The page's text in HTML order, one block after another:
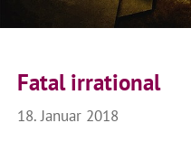
Fatal irrational
18. Januar 2018